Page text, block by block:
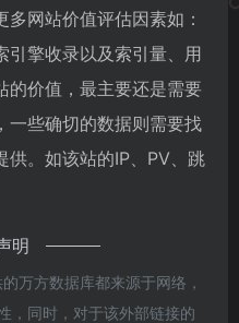
网站价值评估因素如：
引擎收录以及索引量、用
的价值，最主要还是需要
一些确切的数据则需要找
供。如该站的IP、PV、跳
明
万方数据库都来源于网络，
，同时，对于该外部链接的